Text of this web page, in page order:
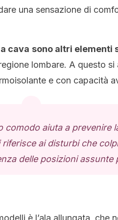
una sensazione di
cava sono altri elementi
lombare. A questo si
e con capacità
comodo aiuta a prevenire
ai disturbi che
delle posizioni assunte
è l’ala allungata, che